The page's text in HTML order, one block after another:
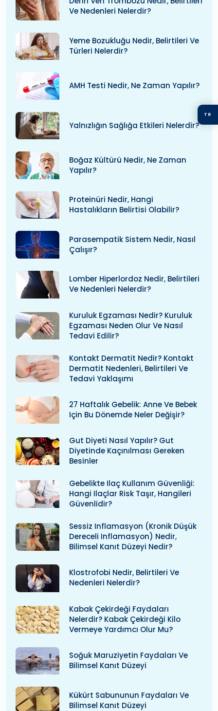
TR
Ve Nedenleri Nelerdir?
Yeme Bozukluğu Nedir, Belirtileri Ve
Türleri Nelerdir?
AMH Testi Nedir, Ne Zaman Yapılır?
Yalnızlığın Sağlığa Etkileri Nelerdir?
Boğaz Kültürü Nedir, Ne Zaman
Yapılır?
Proteinüri Nedir, Hangi
Hastalıkların Belirtisi Olabilir?
Parasempatik Sistem Nedir, Nasıl
Çalışır?
Lomber Hiperlordoz Nedir, Belirtileri
Ve Nedenleri Nelerdir?
Kuruluk Egzaması Nedir? Kuruluk
Egzaması Neden Olur Ve Nasıl
Tedavi Edilir?
Kontakt Dermatit Nedir? Kontakt
Dermatit Nedenleri, Belirtileri Ve
Tedavi Yaklaşımı
27 Haftalık Gebelik: Anne Ve Bebek
Için Bu Dönemde Neler Değişir?
Gut Diyeti Nasıl Yapılır? Gut
Diyetinde Kaçınılması Gereken
Besinler
Gebelikte Ilaç Kullanım Güvenliği:
Hangi Ilaçlar Risk Taşır, Hangileri
Güvenlidir?
Sessiz Inflamasyon (kronik Düşük
Dereceli Inflamasyon) Nedir,
Bilimsel Kanıt Düzeyi Nedir?
Klostrofobi Nedir, Belirtileri Ve
Nedenleri Nelerdir?
Kabak Çekirdeği Faydaları
Nelerdir? Kabak Çekirdeği Kilo
Vermeye Yardımcı Olur Mu?
Soğuk Maruziyetin Faydaları Ve
Bilimsel Kanıt Düzeyi
Kükürt Sabununun Faydaları Ve
Bilimsel Kanıt Düzeyi